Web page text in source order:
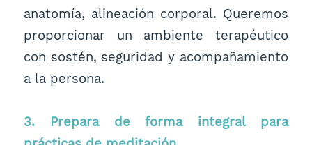
anatomía, alineación corporal. Queremos
proporcionar un ambiente terapéutico
con sostén, seguridad y acompañamiento
a la persona.
3. Prepara de forma integral para